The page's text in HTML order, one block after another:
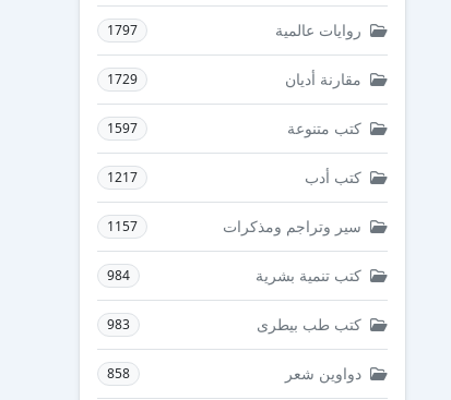
روايات عالمية 1797
مقارنة أديان 1729
كتب متنوعة 1597
كتب أدب 1217
سير وتراجم ومذكرات 1157
كتب تنمية بشرية 984
كتب طب بيطرى 983
دواوين شعر 858